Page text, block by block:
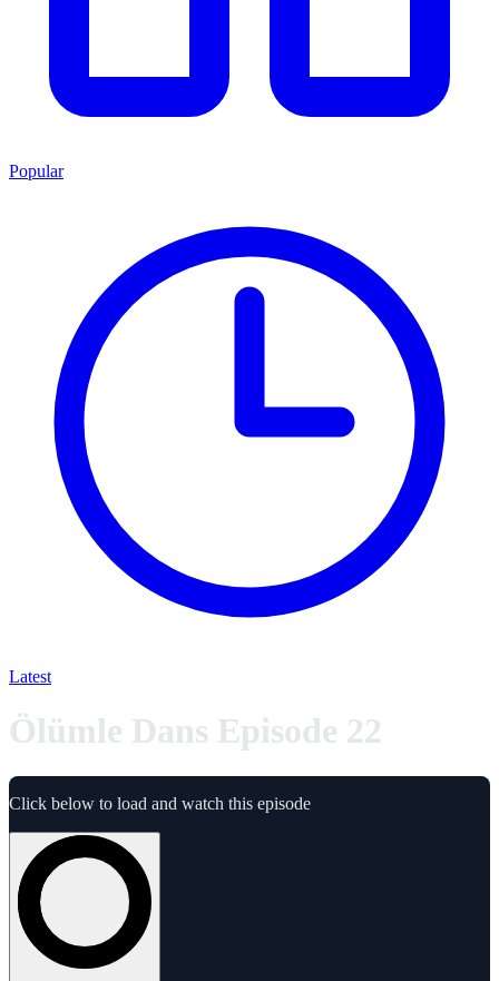
Popular
Latest
Ölümle Dans Episode 22
Click below to load and watch this episode